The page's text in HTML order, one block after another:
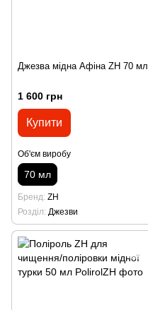
Джезва мідна Афіна ZH 70 мл
1 600 грн
Купити
Об'єм виробу
70 мл
Бренд ZH
Розділ Джезви